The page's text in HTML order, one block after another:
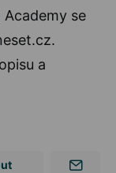
Academy se
a